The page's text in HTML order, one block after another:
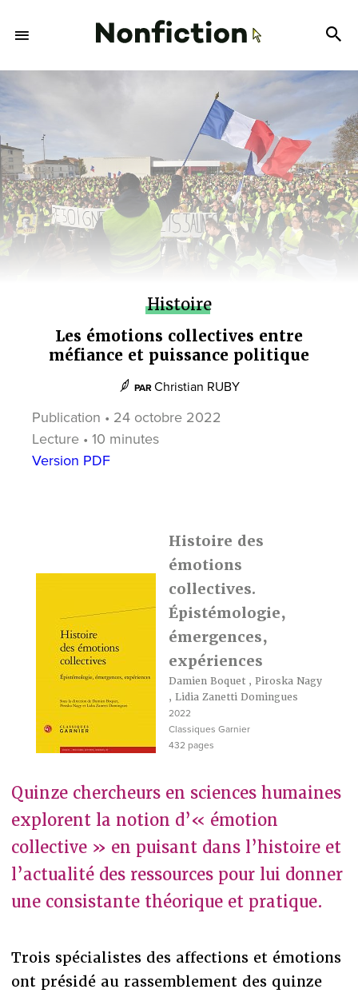
Histoire
Les émotions collectives entre
méfiance et puissance politique
PAR Christian RUBY
Publication • 24 octobre 2022
Lecture • 10 minutes
Version PDF
Histoire des
émotions
collectives.
Épistémologie,
émergences,
expériences
Damien Boquet, Piroska Nagy
, Lidia Zanetti Domingues
2022
Classiques Garnier
432 pages
Quinze chercheurs en sciences humaines
explorent la notion d’« émotion
collective » en puisant dans l’histoire et
l’actualité des ressources pour lui donner
une consistante théorique et pratique.
Trois spécialistes des affections et émotions
ont présidé au rassemblement des quinze